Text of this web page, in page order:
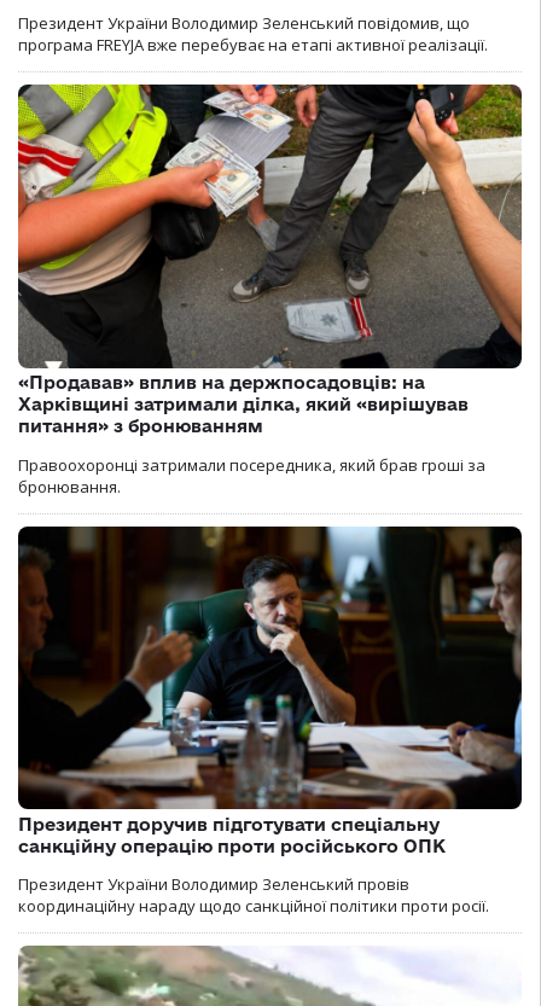
Президент України Володимир Зеленський повідомив, що
програма FREYJA вже перебуває на етапі активної реалізації.
«Продавав» вплив на держпосадовців: на
Харківщині затримали ділка, який «вирішував
питання» з бронюванням
Правоохоронці затримали посередника, який брав гроші за
бронювання.
Президент доручив підготувати спеціальну
санкційну операцію проти російського ОПК
Президент України Володимир Зеленський провів
координаційну нараду щодо санкційної політики проти росії.